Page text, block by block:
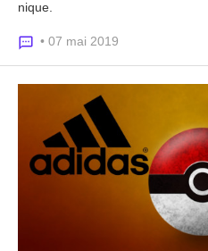
nique.
• 07 mai 2019